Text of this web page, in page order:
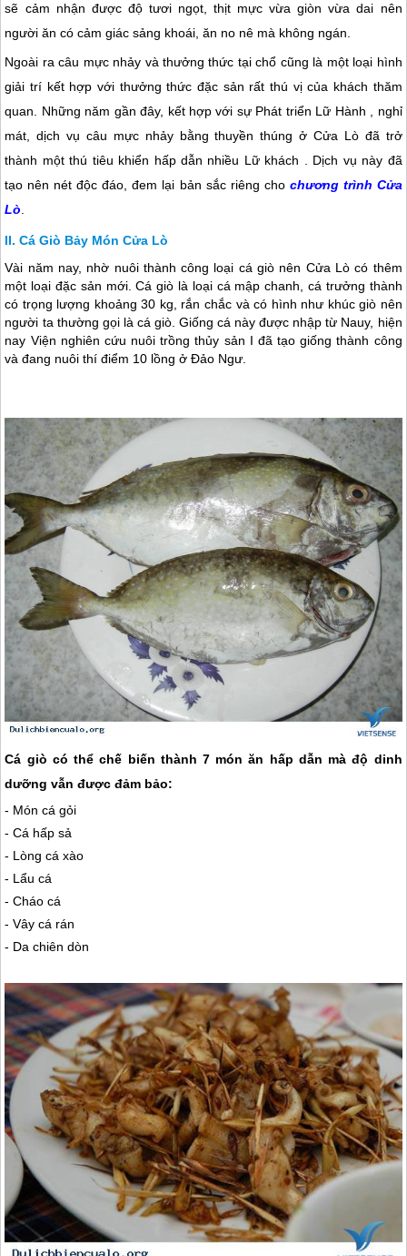
sẽ cảm nhận được độ tươi ngọt, thịt mực vừa giòn vừa dai nên
người ăn có cảm giác sảng khoái, ăn no nê mà không ngán.
Ngoài ra câu mực nhảy và thưởng thức tại chổ cũng là một loại hình
giải trí kết hợp với thưởng thức đặc sản rất thú vị của khách thăm
quan. Những năm gần đây, kết hợp với sự Phát triển Lữ Hành , nghỉ
mát, dịch vụ câu mực nhảy bằng thuyền thúng ở Cửa Lòđã trở
thành một thú tiêu khiển hấp dẫn nhiều Lữ khách . Dịch vụ này đã
tạo nên nét độc đáo, đem lại bản sắc riêng cho chương trình Cửa
Lò.
Cá Giò Bảy Món Cửa Lò
Vài năm nay, nhờ nuôi thành công loại cá giò nên Cửa Lòcó thêm
một loại đặc sản mới. Cá giò là loại cá mập chanh, cá trưởng thành
có trọng lượng khoảng 30 kg, rắn chắc và có hình như khúc giò nên
người ta thường gọi là cá giò. Giống cá này được nhập từ Nauy, hiện
nay Viện nghiên cứu nuôi trồng thủy sản I đã tạo giống thành công
và đang nuôi thí điểm 10 lồng ở Đảo Ngư.
Cá giò có thể chế biến thành 7 món ăn hấp dẫn mà độ dinh
dưỡng vẫn được đảm bảo:
- Món cá gỏi
- Cá hấp sả
- Lòng cá xào
- Lẩu cá
- Cháo cá
- Vây cá rán
- Da chiên dòn